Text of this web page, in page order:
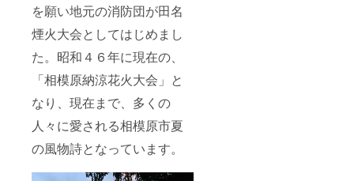
を願い地元の消防団が田名
煙火大会としてはじめまし
た。昭和４６年に現在の、
「相模原納涼花火大会」と
なり、現在まで、多くの
人々に愛される相模原市夏
の風物詩となっています。